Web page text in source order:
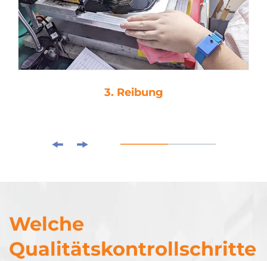
3. Reibung
Welche
Qualitätskontrollschritte